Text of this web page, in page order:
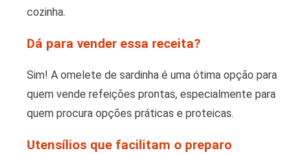
cozinha.
Dá para vender essa receita?
Sim! A omelete de sardinha é uma ótima opção para
quem vende refeições prontas, especialmente para
quem procura opções práticas e proteicas.
Utensílios que facilitam o preparo